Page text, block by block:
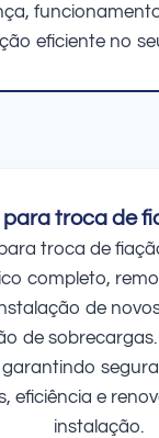
eficiente no
para troca de
troca de
completo,
de
de sobrecargas.
eficiência e
instalação.